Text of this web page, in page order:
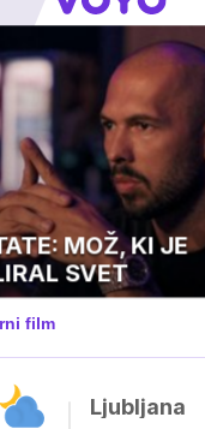
sreda ob 20.30
Ljubljana